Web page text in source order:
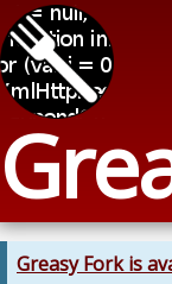
Greasy Fork is